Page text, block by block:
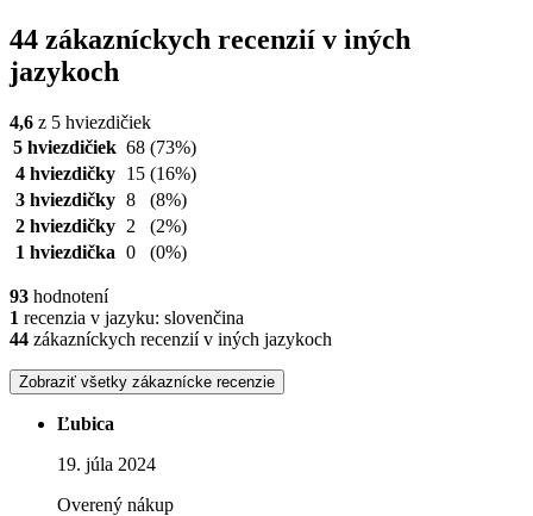
44 zákazníckych recenzií v iných
jazykoch
4,6 z 5 hviezdičiek
5 hviezdičiek 68 (73%)
4 hviezdičky
15 (16%)
3 hviezdičky 8
(8%)
2 hviezdičky
2
(2%)
1 hviezdička 0 (0%)
93 hodnotení
1 recenzia v jazyku: slovenčina
44 zákazníckych recenzií v iných jazykoch
Zobraziť všetky zákaznícke recenzie
Ľubica
19. júla 2024
Overený nákup